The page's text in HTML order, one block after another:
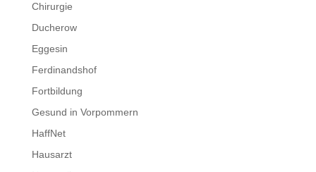
Chirurgie
Ducherow
Eggesin
Ferdinandshof
Fortbildung
Gesund in Vorpommern
HaffNet
Hausarzt